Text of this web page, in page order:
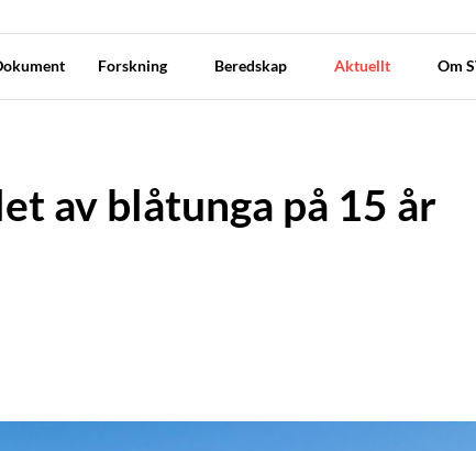
Forskning Beredskap Aktuellt Om
av blåtunga på 15 år